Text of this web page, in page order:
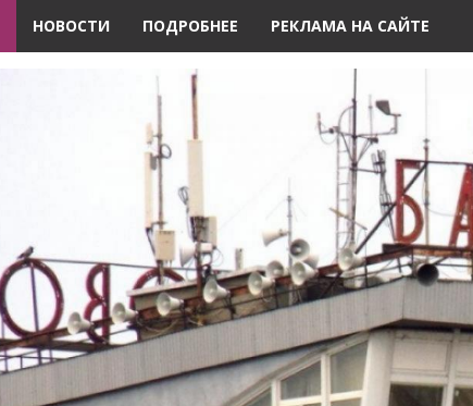
НОВОСТИ ПОДРОБНЕЕ РЕКЛАМА НА САЙТЕ